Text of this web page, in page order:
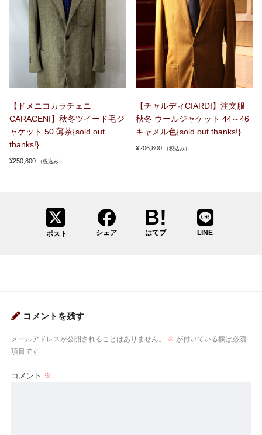
【ドメニコカラチェニ
CARACENI】秋冬ツイード毛ジ
ャケット 50 薄茶{sold out
thanks!}
¥250,800 （税込み）
【チャルディCIARDI】注文服
秋冬 ウールジャケット 44～46
キャメル色{sold out thanks!}
¥206,800 （税込み）
ポスト シェア はてブ LINE
コメントを残す
メールアドレスが公開されることはありません。 ※ が付いている欄は必須
項目です
コメント ※